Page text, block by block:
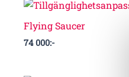
Flying Saucer
74 000:-